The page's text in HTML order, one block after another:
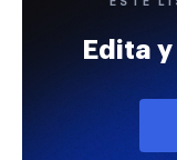
Edita